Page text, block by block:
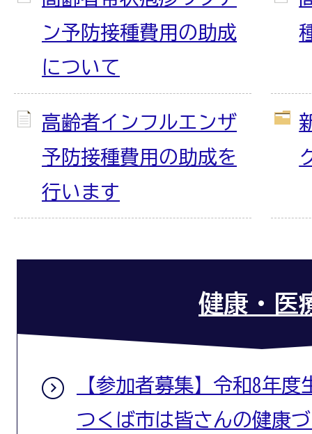
ン予防接種費用の助成
について
高齢者インフルエンザ
予防接種費用の助成を
行います
健康・医
【参加者募集】令和8年
つくば市は皆さんの健康